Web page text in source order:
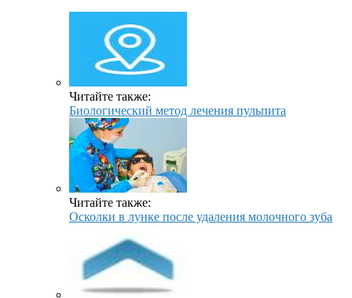
Читайте также:
Биологический метод лечения пульпита
Читайте также:
Осколки в лунке после удаления молочного зуба